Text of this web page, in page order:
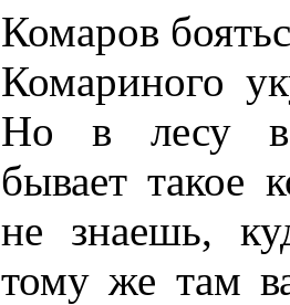
Комаров
Комариного
Но в лесу
бывает такое
не знаешь,
тому же там